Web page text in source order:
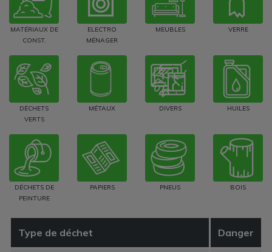
MATÉRIAUX DE
CONST.
ELECTRO
MÉNAGER
MEUBLES VERRE
DÉCHETS
VERTS
MÉTAUX DIVERS HUILES
DÉCHETS DE
PEINTURE
PAPIERS PNEUS BOIS
Type de déchet Danger